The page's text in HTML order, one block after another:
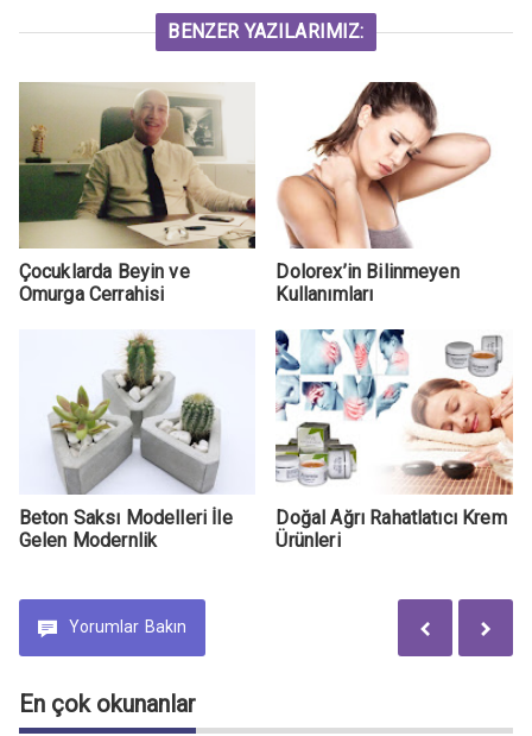
BENZER YAZILARIMIZ:
Çocuklarda Beyin ve
Omurga Cerrahisi
Dolorex’in Bilinmeyen
Kullanımları
Beton Saksı Modelleri İle
Gelen Modernlik
Doğal Ağrı Rahatlatıcı Krem
Ürünleri
Yorumlar Bakın
En çok okunanlar